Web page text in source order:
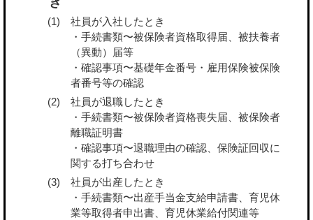
社員が入社したとき
・手続書類〜被保険者資格取得届、被扶養者
（異動）届等
・確認事項〜基礎年金番号・雇用保険被保険
者番号等の確認
社員が退職したとき
・手続書類〜被保険者資格喪失届、被保険者
離職証明書
・確認事項〜退職理由の確認、保険証回収に
関する打ち合わせ
社員が出産したとき
・手続書類〜出産手当金支給申請書、育児休
業等取得者申出書、育児休業給付関連等